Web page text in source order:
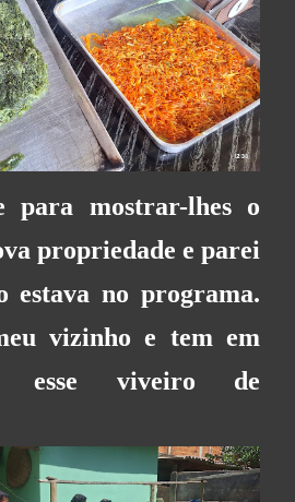
para mostrar-lhes o
propriedade e parei
estava no programa.
vizinho e tem em
esse viveiro de